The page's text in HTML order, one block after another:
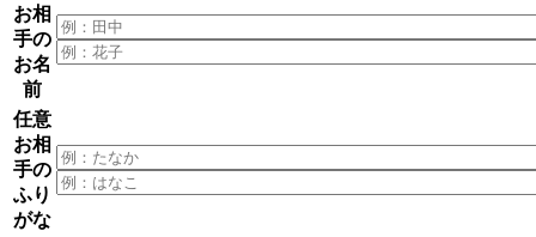
お相
手の
お名
前
任意
お相
手の
ふり
がな